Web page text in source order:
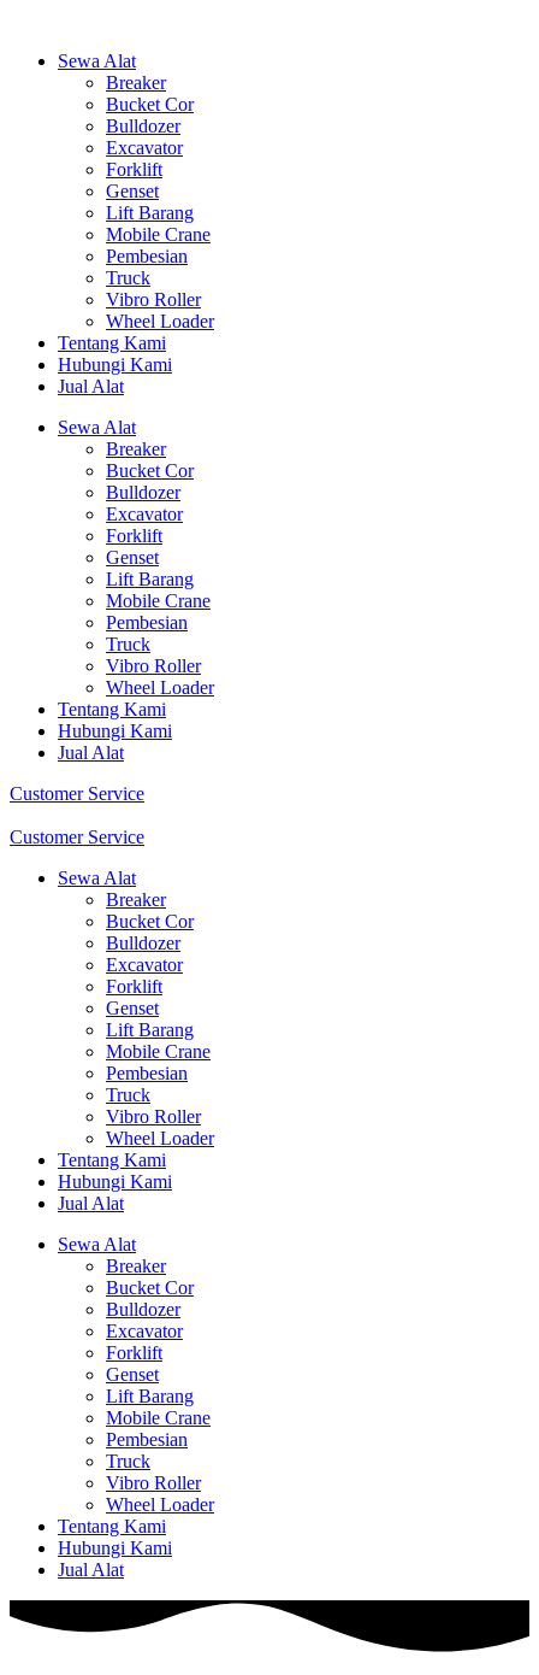
Sewa Alat
Breaker
Bucket Cor
Bulldozer
Excavator
Forklift
Genset
Lift Barang
Mobile Crane
Pembesian
Truck
Vibro Roller
Wheel Loader
Tentang Kami
Hubungi Kami
Jual Alat
Sewa Alat
Breaker
Bucket Cor
Bulldozer
Excavator
Forklift
Genset
Lift Barang
Mobile Crane
Pembesian
Truck
Vibro Roller
Wheel Loader
Tentang Kami
Hubungi Kami
Jual Alat
Customer Service
Customer Service
Sewa Alat
Breaker
Bucket Cor
Bulldozer
Excavator
Forklift
Genset
Lift Barang
Mobile Crane
Pembesian
Truck
Vibro Roller
Wheel Loader
Tentang Kami
Hubungi Kami
Jual Alat
Sewa Alat
Breaker
Bucket Cor
Bulldozer
Excavator
Forklift
Genset
Lift Barang
Mobile Crane
Pembesian
Truck
Vibro Roller
Wheel Loader
Tentang Kami
Hubungi Kami
Jual Alat